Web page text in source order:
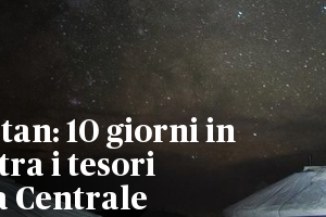
10 giorni in
i tesori
Centrale